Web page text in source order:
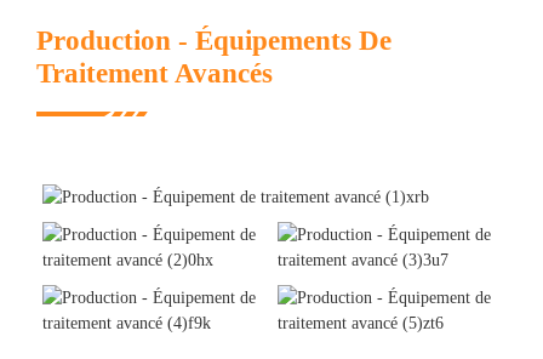
Production - Équipements De
Traitement Avancés